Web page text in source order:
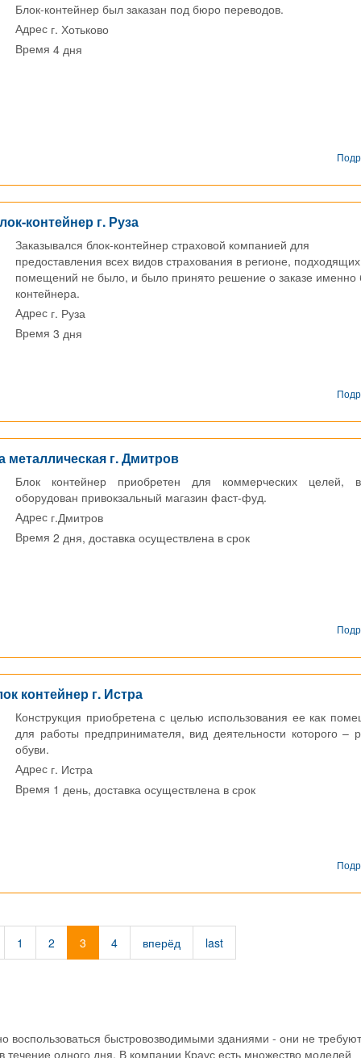
Блок-контейнер был заказан под бюро переводов.
Адрес г. Хотьково
Время4 дня
контейнер г. Руза
Заказывался блок-контейнер страховой компанией для
предоставления всех видов страхования в регионе, подходящих
помещений не было, и было принято решение о заказе именно
контейнера.
Адрес г. Руза
Время3 дня
металлическая г. Дмитров
Блок контейнер приобретен для коммерческих целей,
оборудован привокзальный магазин фаст-фуд.
Адрес г.Дмитров
Время2 дня, доставка осуществлена в срок
контейнер г. Истра
Конструкция приобретена с целью использования ее как
для работы предпринимателя, вид деятельности которого –
обуви.
Адрес г. Истра
Время 1 день, доставка осуществлена в срок
1 2 3 4 вперёд last
воспользоваться быстровозводимыми зданиями - они не требуют
одного дня. В компании Краус есть множество моделей